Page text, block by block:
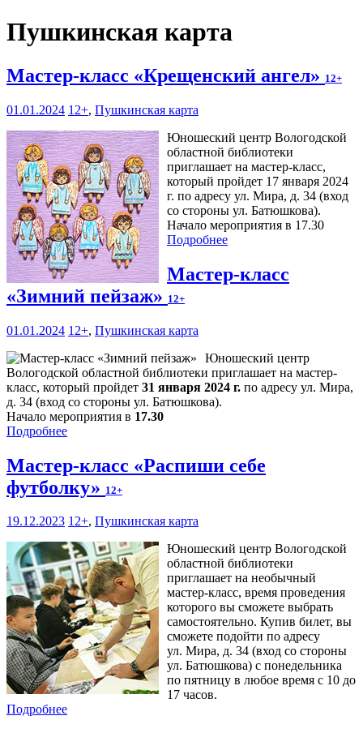
Пушкинская карта
Мастер-класс «Крещенский ангел» 12+
01.01.2024 12+, Пушкинская карта
Юношеский центр Вологодской
областной библиотеки
приглашает на мастер-класс,
который пройдет 17 января 2024
г. по адресу ул. Мира, д. 34 (вход
со стороны ул. Батюшкова).
Начало мероприятия в 17.30
Подробнее
Мастер-класс
«Зимний пейзаж» 12+
01.01.2024 12+, Пушкинская карта
Юношеский центр
Вологодской областной библиотеки приглашает на мастер-
класс, который пройдет 31 января 2024 г. по адресу ул. Мира,
д. 34 (вход со стороны ул. Батюшкова).
Начало мероприятия в 17.30
Подробнее
Мастер-класс «Распиши себе
футболку» 12+
19.12.2023 12+, Пушкинская карта
Юношеский центр Вологодской
областной библиотеки
приглашает на необычный
мастер-класс, время проведения
которого вы сможете выбрать
самостоятельно. Купив билет, вы
сможете подойти по адресу
ул. Мира, д. 34 (вход со стороны
ул. Батюшкова) с понедельника
по пятницу в любое время с 10 до
17 часов.
Подробнее